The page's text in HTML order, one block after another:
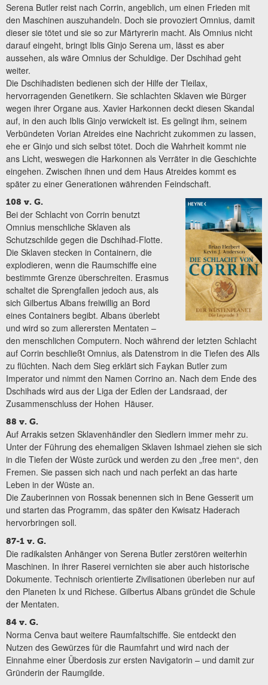
Serena Butler reist nach Corrin, angeblich, um einen Frieden mit
den Maschinen auszuhandeln. Doch sie provoziert Omnius, damit
dieser sie tötet und sie so zur Märtyrerin macht. Als Omnius nicht
darauf eingeht, bringt Iblis Ginjo Serena um, lässt es aber
aussehen, als wäre Omnius der Schuldige. Der Dschihad geht
weiter.
Die Dschihadisten bedienen sich der Hilfe der Tleilax,
hervorragenden Genetikern. Sie schlachten Sklaven wie Bürger
wegen ihrer Organe aus. Xavier Harkonnen deckt diesen Skandal
auf, in den auch Iblis Ginjo verwickelt ist. Es gelingt ihm, seinem
Verbündeten Vorian Atreides eine Nachricht zukommen zu lassen,
ehe er Ginjo und sich selbst tötet. Doch die Wahrheit kommt nie
ans Licht, weswegen die Harkonnen als Verräter in die Geschichte
eingehen. Zwischen ihnen und dem Haus Atreides kommt es
später zu einer Generationen währenden Feindschaft.
108 v. G.
Bei der Schlacht von Corrin benutzt
Omnius menschliche Sklaven als
Schutzschilde gegen die Dschihad-Flotte.
Die Sklaven stecken in Containern, die
explodieren, wenn die Raumschiffe eine
bestimmte Grenze überschreiten. Erasmus
schaltet die Sprengfallen jedoch aus, als
sich Gilbertus Albans freiwillig an Bord
eines Containers begibt. Albans überlebt
und wird so zum allerersten Mentaten –
den menschlichen Computern. Noch während der letzten Schlacht
auf Corrin beschließt Omnius, als Datenstrom in die Tiefen des Alls
zu flüchten. Nach dem Sieg erklärt sich Faykan Butler zum
Imperator und nimmt den Namen Corrino an. Nach dem Ende des
Dschihads wird aus der Liga der Edlen der Landsraad, der
Zusammenschluss der Hohen Häuser.
88 v. G.
Auf Arrakis setzen Sklavenhändler den Siedlern immer mehr zu.
Unter der Führung des ehemaligen Sklaven Ishmael ziehen sie sich
in die Tiefen der Wüste zurück und werden zu den „free men“, den
Fremen. Sie passen sich nach und nach perfekt an das harte
Leben in der Wüste an.
Die Zauberinnen von Rossak benennen sich in Bene Gesserit um
und starten das Programm, das später den Kwisatz Haderach
hervorbringen soll.
87-1 v. G.
Die radikalsten Anhänger von Serena Butler zerstören weiterhin
Maschinen. In ihrer Raserei vernichten sie aber auch historische
Dokumente. Technisch orientierte Zivilisationen überleben nur auf
den Planeten Ix und Richese. Gilbertus Albans gründet die Schule
der Mentaten.
84 v. G.
Norma Cenva baut weitere Raumfaltschiffe. Sie entdeckt den
Nutzen des Gewürzes für die Raumfahrt und wird nach der
Einnahme einer Überdosis zur ersten Navigatorin – und damit zur
Gründerin der Raumgilde.